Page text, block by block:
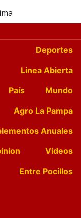
Deportes
Linea Abierta
País
Mundo
Agro La Pampa
Anuales
Videos
Entre Pocillos